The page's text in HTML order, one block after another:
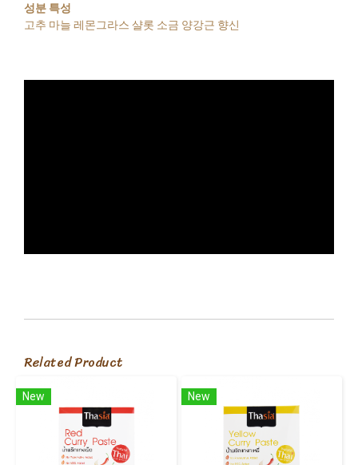
성분 특성
고추 마늘 레몬그라스 샬롯 소금 양강근 향신
Related Product
New New